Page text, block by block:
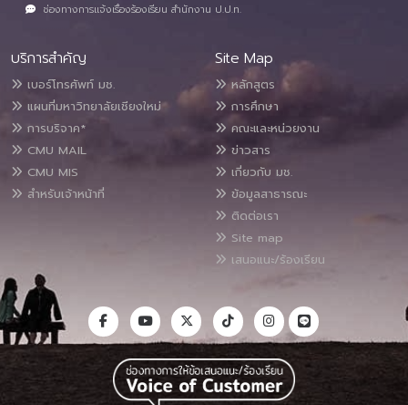
ช่องทางการแจ้งเรื่องร้องเรียน สำนักงาน ป.ป.ท.
บริการสำคัญ
เบอร์โทรศัพท์ มช.
แผนที่มหาวิทยาลัยเชียงใหม่
การบริจาค*
CMU MAIL
CMU MIS
สำหรับเจ้าหน้าที่
Site Map
หลักสูตร
การศึกษา
คณะและหน่วยงาน
ข่าวสาร
เกี่ยวกับ มช.
ข้อมูลสาธารณะ
ติดต่อเรา
Site map
เสนอแนะ/ร้องเรียน